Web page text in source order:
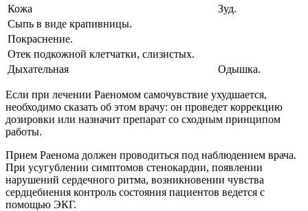
Кожа
Зуд.
Сыпь в виде крапивницы.
Покраснение.
Отек подкожной клетчатки, слизистых.
Дыхательная
Одышка.
Если при лечении Раеномом самочувствие ухудшается,
необходимо сказать об этом врачу: он проведет коррекцию
дозировки или назначит препарат со сходным принципом
работы.
Прием Раенома должен проводиться под наблюдением врача.
При усугублении симптомов стенокардии, появлении
нарушений сердечного ритма, возникновении чувства
сердцебиения контроль состояния пациентов ведется с
помощью ЭКГ.